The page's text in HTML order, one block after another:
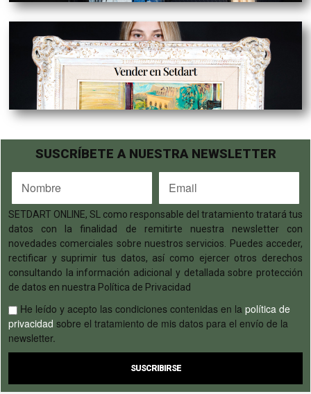
SUSCRÍBETE A NUESTRA NEWSLETTER
SETDART ONLINE, SL como responsable del tratamiento tratará tus
datos con la finalidad de remitirte nuestra newsletter con
novedades comerciales sobre nuestros servicios. Puedes acceder,
rectificar y suprimir tus datos, así como ejercer otros derechos
consultando la información adicional y detallada sobre protección
de datos en nuestra Política de Privacidad
He leído y acepto las condiciones contenidas en la política de
privacidad sobre el tratamiento de mis datos para el envío de la
newsletter.